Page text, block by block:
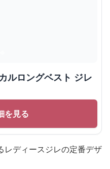
ルロングベスト ジレ
を見る
レディースジレの定番デザ